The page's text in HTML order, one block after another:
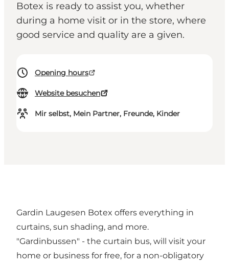
Botex is ready to assist you, whether
during a home visit or in the store, where
good service and quality are a given.
Opening hours
Website besuchen
Mir selbst, Mein Partner, Freunde, Kinder
Gardin Laugesen Botex offers everything in
curtains, sun shading, and more.
"Gardinbussen" - the curtain bus, will visit your
home or business for free, for a non-obligatory